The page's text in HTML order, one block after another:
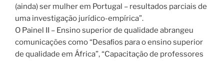
(ainda) ser mulher em Portugal – resultados parciais de
uma investigação jurídico-empírica”.
O Painel II – Ensino superior de qualidade abrangeu
comunicações como “Desaﬁos para o ensino superior
de qualidade em África”, “Capacitação de professores